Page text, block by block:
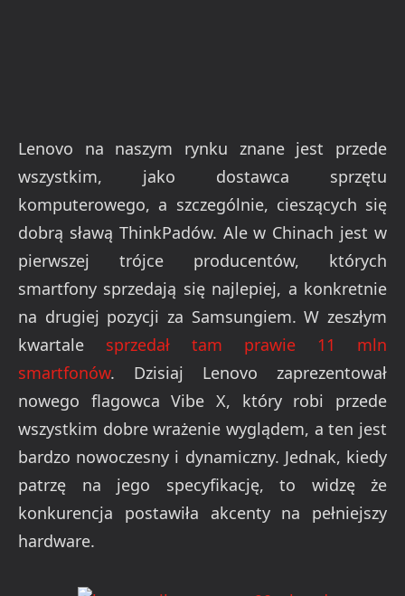
Lenovo na naszym rynku znane jest przede
wszystkim, jako dostawca sprzętu
komputerowego, a szczególnie, cieszących się
dobrą sławą ThinkPadów. Ale w Chinach jest w
pierwszej trójce producentów, których
smartfony sprzedają się najlepiej, a konkretnie
na drugiej pozycji za Samsungiem. W zeszłym
kwartale sprzedał tam prawie 11 mln
smartfonów. Dzisiaj Lenovo zaprezentował
nowego flagowca Vibe X, który robi przede
wszystkim dobre wrażenie wyglądem, a ten jest
bardzo nowoczesny i dynamiczny. Jednak, kiedy
patrzę na jego specyfikację, to widzę że
konkurencja postawiła akcenty na pełniejszy
hardware.